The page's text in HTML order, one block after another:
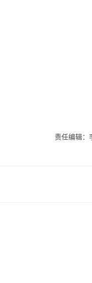
责任编辑：